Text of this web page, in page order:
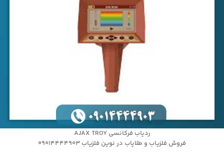
ردیاب فرکانسی AJAX TROY
فروش فلزیاب و طلایاب در نوین فلزیاب 09014444903